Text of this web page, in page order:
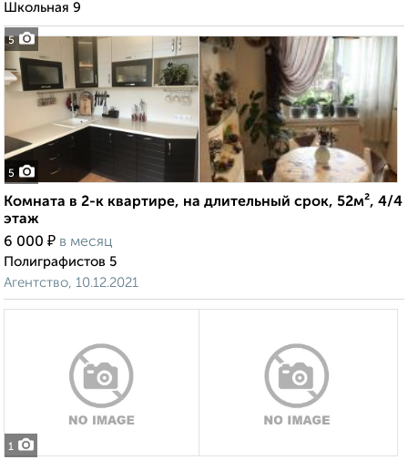
5
Школьная 9
5
Комната в 2-к квартире, на длительный срок, 52м², 4/4
этаж
6 000 ₽ в месяц
Полиграфистов 5
Агентство, 10.12.2021
1